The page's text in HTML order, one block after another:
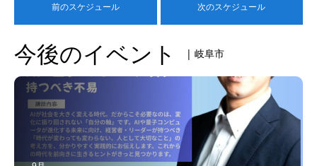
前のスケジュール 次のスケジュール
今後のイベント | 岐阜市